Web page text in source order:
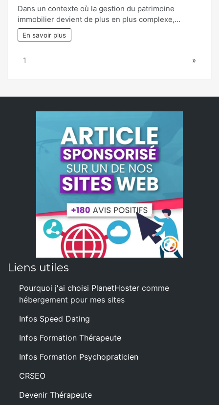
Dans un contexte où la gestion du patrimoine
immobilier devient de plus en plus complexe,…
En savoir plus
Page:
1 Next
»
Liens utiles
Pourquoi j'ai choisi PlanetHoster comme
hébergement pour mes sites
Infos Speed Dating
Infos Formation Thérapeute
Infos Formation Psychopraticien
CRSEO
Devenir Thérapeute